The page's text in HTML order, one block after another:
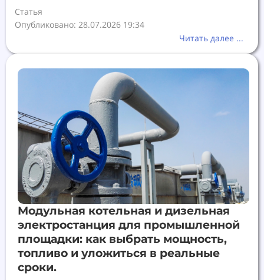
Статья
Опубликовано: 28.07.2026 19:34
Читать далее ...
Модульная котельная и дизельная
электростанция для промышленной
площадки: как выбрать мощность,
топливо и уложиться в реальные
сроки.